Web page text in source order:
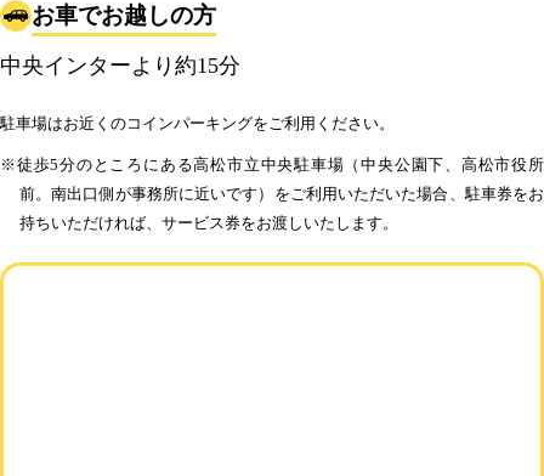
お車でお越しの方
中央インターより約15分
駐車場はお近くのコインパーキングをご利用ください。
※徒歩5分のところにある高松市立中央駐車場（中央公園下、高松市役所
前。南出口側が事務所に近いです）をご利用いただいた場合、駐車券をお
持ちいただければ、サービス券をお渡しいたします。